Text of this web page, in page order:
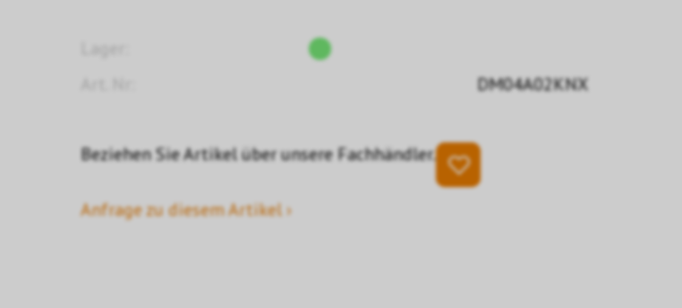
DM04A02KNX
Beziehen Sie Artikel über unsere Fachhändler.
Anfrage zu diesem Artikel ›